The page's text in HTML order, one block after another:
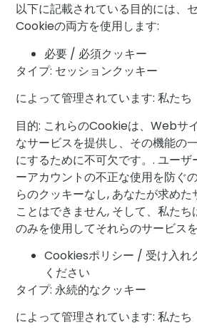
以下に記載されている目的には、
Cookieの両方を使用します:
必要 / 必須クッキー
タイプ: セッションクッキー
によって管理されています: 私たち
目的: これらのCookieは、Webサ
なサービスを提供し、その機能の
にするために不可欠です。. ユー
ーアカウントの不正な使用を防ぐ
らのクッキーなし, あなたが求め
ことはできません, そして、私た
のみを使用してそれらのサービス
Cookiesポリシー / 受け入れ
ください
タイプ: 永続的なクッキー
によって管理されています: 私たち